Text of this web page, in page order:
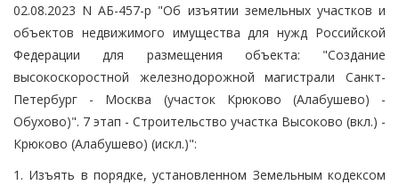
02.08.2023 N АБ-457-р "Об изъятии земельных участков и
объектов недвижимого имущества для нужд Российской
Федерации для размещения объекта: "Создание
высокоскоростной железнодорожной магистрали Санкт-
Петербург - Москва (участок Крюково (Алабушево) -
Обухово)". 7 этап - Строительство участка Высоково (вкл.) -
Крюково (Алабушево) (искл.)":
1. Изъять в порядке, установленном Земельным кодексом